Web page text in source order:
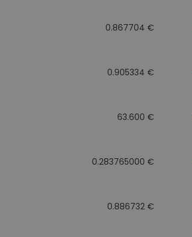
0.867704 €
0.905334 €
63.600 €
0.283765000 €
0.886732 €